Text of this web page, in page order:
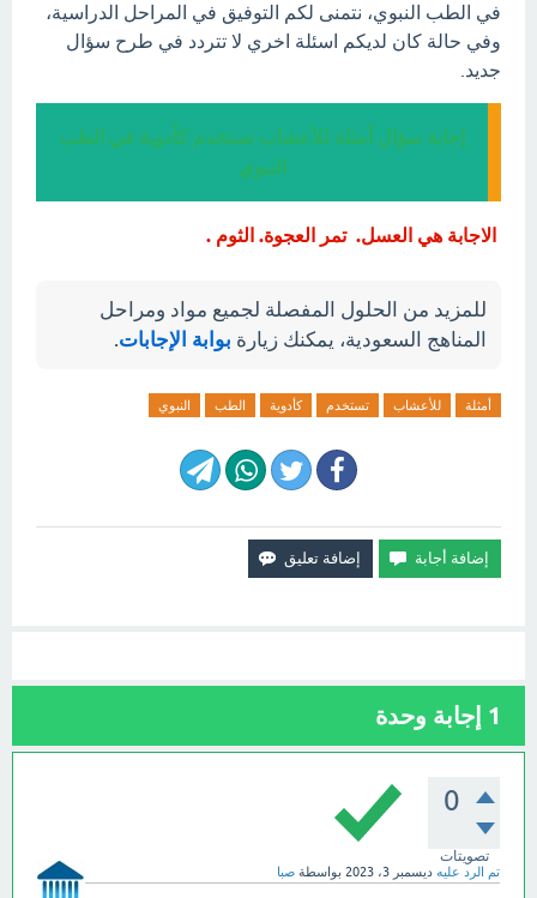
في الطب النبوي، نتمنى لكم التوفيق في المراحل الدراسية،
وفي حالة كان لديكم اسئلة اخري لا تتردد في طرح سؤال
جديد.
إجابة سؤال أمثلة للأعشاب تستخدم كأدوية في الطب
النبوي
الاجابة هي العسل. تمر العجوة. الثوم .
للمزيد من الحلول المفصلة لجميع مواد ومراحل
المناهج السعودية، يمكنك زيارة بوابة الإجابات.
أمثلة للأعشاب تستخدم كأدوية الطب النبوي
1 إجابة وحدة
0
تصويتات
تم الرد عليه ديسمبر 3، 2023 بواسطة صبا